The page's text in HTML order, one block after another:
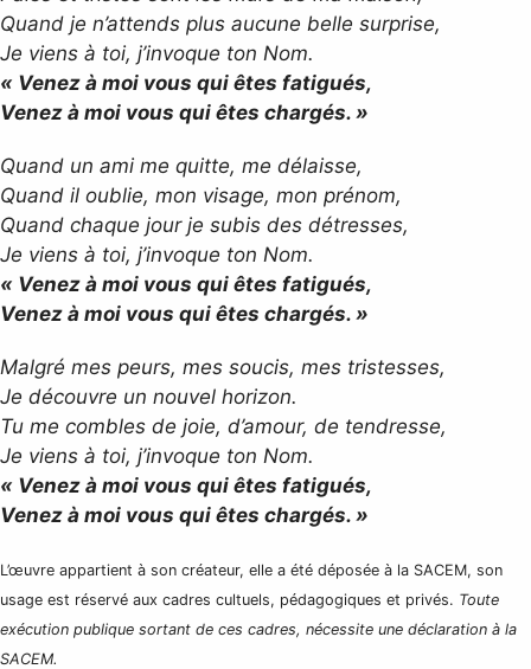
Quand je n’attends plus aucune belle surprise,
Je viens à toi, j’invoque ton Nom.
« Venez à moi vous qui êtes fatigués,
Venez à moi vous qui êtes chargés. »
Quand un ami me quitte, me délaisse,
Quand il oublie, mon visage, mon prénom,
Quand chaque jour je subis des détresses,
Je viens à toi, j’invoque ton Nom.
« Venez à moi vous qui êtes fatigués,
Venez à moi vous qui êtes chargés. »
Malgré mes peurs, mes soucis, mes tristesses,
Je découvre un nouvel horizon.
Tu me combles de joie, d’amour, de tendresse,
Je viens à toi, j’invoque ton Nom.
« Venez à moi vous qui êtes fatigués,
Venez à moi vous qui êtes chargés. »
L’œuvre appartient à son créateur, elle a été déposée à la SACEM, son
usage est réservé aux cadres cultuels, pédagogiques et privés. Toute
exécution publique sortant de ces cadres, nécessite une déclaration à la
SACEM.